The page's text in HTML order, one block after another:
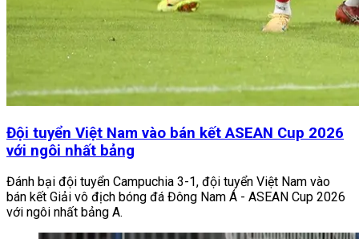
Đội tuyển Việt Nam vào bán kết ASEAN Cup 2026
với ngôi nhất bảng
Đánh bại đội tuyển Campuchia 3-1, đội tuyển Việt Nam vào
bán kết Giải vô địch bóng đá Đông Nam Á - ASEAN Cup 2026
với ngôi nhất bảng A.